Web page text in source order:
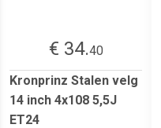
€ 34.40
Kronprinz Stalen velg
14 inch 4x108 5,5J
ET24